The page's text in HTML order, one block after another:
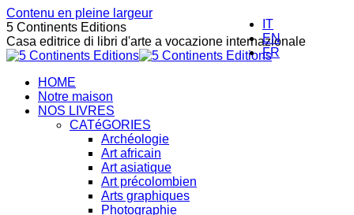
Contenu en pleine largeur
IT
EN
FR
5 Continents Editions
Casa editrice di libri d'arte a vocazione internazionale
HOME
Notre maison
NOS LIVRES
CATéGORIES
Archéologie
Art africain
Art asiatique
Art précolombien
Arts graphiques
Photographie